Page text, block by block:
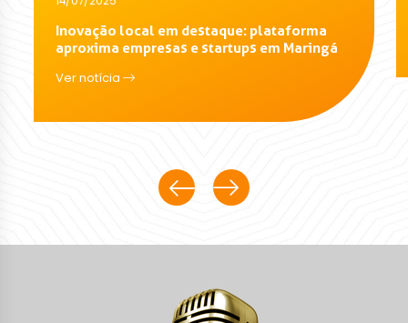
Inovação local em destaque: plataforma
aproxima empresas e startups em Maringá
Ver notícia